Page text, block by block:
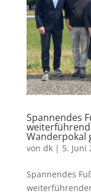
Spannendes
Wanderpokal
von dk| 5. Juni
Spannendes